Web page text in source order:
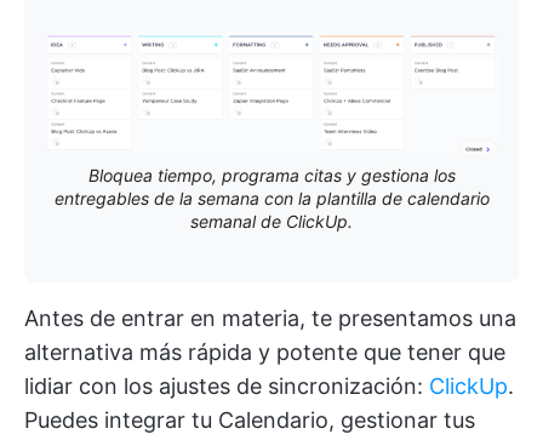
Bloquea tiempo, programa citas y gestiona los
entregables de la semana con la plantilla de calendario
semanal de ClickUp.
Antes de entrar en materia, te presentamos una
alternativa más rápida y potente que tener que
lidiar con los ajustes de sincronización: ClickUp.
Puedes integrar tu Calendario, gestionar tus